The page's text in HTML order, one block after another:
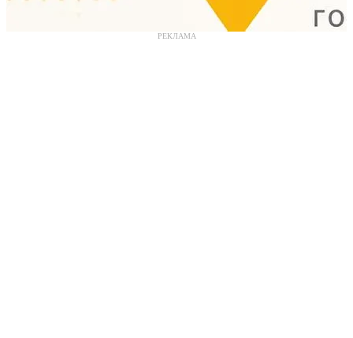
РЕКЛАМА